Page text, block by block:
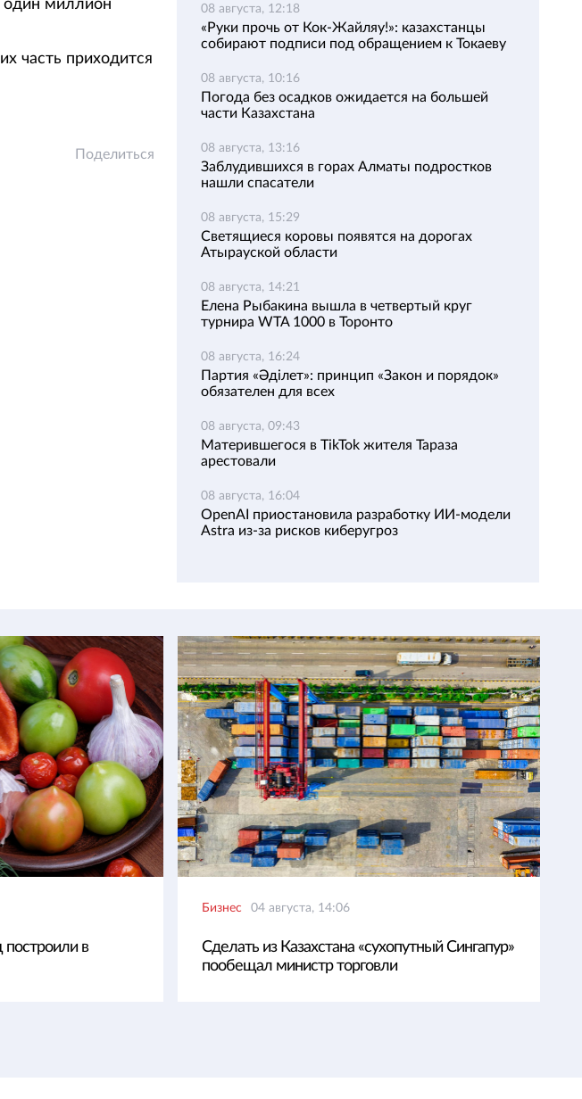
один миллион
часть приходится
Поделиться
08 августа, 12:18
«Руки прочь от Кок-Жайляу!»: казахстанцы
собирают подписи под обращением к Токаеву
08 августа, 10:16
Погода без осадков ожидается на большей
части Казахстана
08 августа, 13:16
Заблудившихся в горах Алматы подростков
нашли спасатели
08 августа, 15:29
Светящиеся коровы появятся на дорогах
Атырауской области
08 августа, 14:21
Елена Рыбакина вышла в четвертый круг
турнира WTA 1000 в Торонто
08 августа, 16:24
Партия «Әділет»: принцип «Закон и порядок»
обязателен для всех
08 августа, 09:43
Матерившегося в TikTok жителя Тараза
арестовали
08 августа, 16:04
OpenAI приостановила разработку ИИ-модели
Astra из-за рисков киберугроз
в
Бизнес 04 августа, 14:06
Сделать из Казахстана «сухопутный Сингапур»
пообещал министр торговли